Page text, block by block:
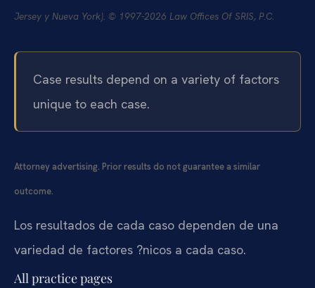
Jersey y Nueva York). © 1997-2026 Law Offices Of SRIS, P.C.
Case results depend on a variety of factors
unique to each case.
Attorney advertising. Prior results do not guarantee a similar
outcome.
Los resultados de cada caso dependen de una
variedad de factores ?nicos a cada caso.
All practice pages